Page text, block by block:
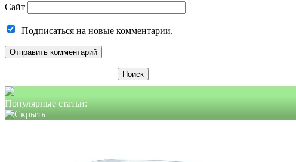
Сайт
Подписаться на новые комментарии.
Популярные статьи: